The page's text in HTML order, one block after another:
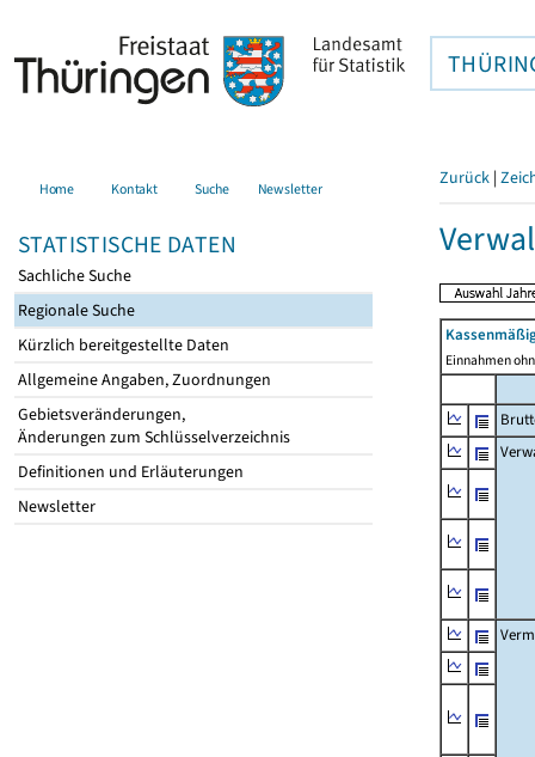
Home Kontakt Suche Newsletter
STATISTISCHE DATEN
Sachliche Suche
Regionale Suche
Kürzlich bereitgestellte Daten
Allgemeine Angaben, Zuordnungen
Gebietsveränderungen,
Änderungen zum Schlüsselverzeichnis
Definitionen und Erläuterungen
Newsletter
Zurück |
Einnahmen